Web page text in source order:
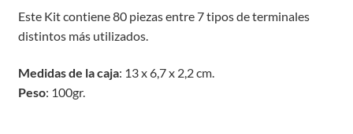
Este Kit contiene 80 piezas entre 7 tipos de terminales
distintos más utilizados.
Medidas de la caja: 13 x 6,7 x 2,2 cm.
Peso: 100gr.